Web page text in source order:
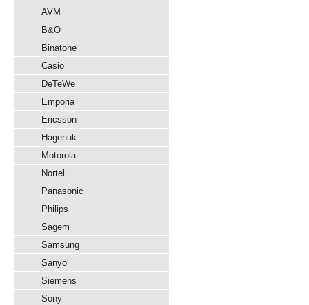
AVM
B&O
Binatone
Casio
DeTeWe
Emporia
Ericsson
Hagenuk
Motorola
Nortel
Panasonic
Philips
Sagem
Samsung
Sanyo
Siemens
Sony